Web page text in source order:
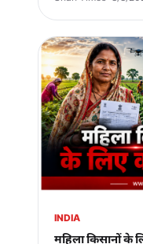
INDIA
महिला किसानों के